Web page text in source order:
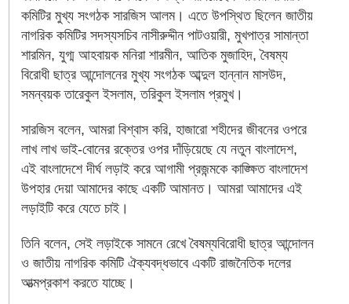
কমিটির মুখ্য সংগঠক সারজিস আলম। এতে উপস্থিত ছিলেন জাতীয়
নাগরিক কমিটির সদস্যসচিব নাসীরুদ্দীন পাটওয়ারী, মুখপাত্র সামান্তা
শারমিন, যুগ্ম আহবায়ক মনিরা শারমীন, আতিক মুজাহিদ, বৈষম্য
বিরোধী ছাত্র আন্দোলনের মুখ্য সংগঠক আব্দুল হান্নান মাসউদ,
সমন্বয়ক তারেকুল ইসলাম, তরিকুল ইসলাম প্রমুখ।
সারজিস বলেন, আমরা বিশ্বাস করি, হাজারো শহীদের জীবনের ওপরে
লাখ লাখ ভাই-বোনের রক্তের ওপর দাঁড়িয়েছে যে নতুন বাংলাদেশ,
এই বাংলাদেশে দীর্ঘ লড়াই করে আগামী প্রজন্মকে কাঙ্ক্ষিত বাংলাদেশ
উপহার দেয়া আমাদের কাছে একটি আমানত। আমরা আমাদের এই
লড়াইটি করে যেতে চাই।
তিনি বলেন, সেই লড়াইকে সামনে রেখে বৈষম্যবিরোধী ছাত্র আন্দোলন
ও জাতীয় নাগরিক কমিটি ঐক্যবদ্ধভাবে একটি রাজনৈতিক দলের
আত্মপ্রকাশ করতে যাচ্ছে।